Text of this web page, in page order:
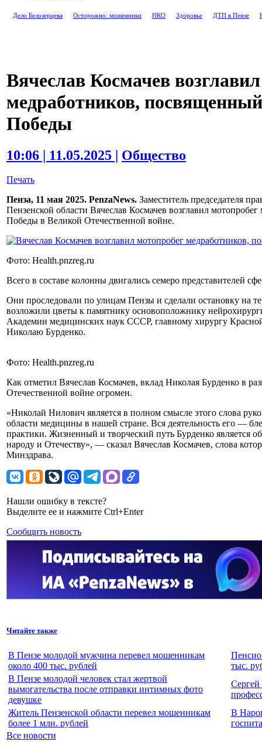
Дело Белозерцева Осторожно: мошенники НКО Здоровье ДТП в Пензе
Вячеслав Космачев
медработников,
Победы
10:06 | 11.05.2025 | Общество
Печать
Пенза, 11 мая 2025. PenzaNews. Заместитель председателя
Пензенской области Вячеслав Космачев возглавил
Победы в Великой Отечественной войне.
Фото: Health.pnzreg.ru
Всего в составе колонны двигались семеро представителей
Они проследовали по улицам Пензы и сделали остановку на
возложили цветы к памятнику основоположнику
Академии медицинских наук СССР, главному хирургу
Николаю Бурденко.
Фото: Health.pnzreg.ru
Как отметил Вячеслав Космачев, вклад Николая Бурденко в
Отечественной войне огромен.
«Николай Нилович является в полном смысле этого слова
области медицины в нашей стране. Вся деятельность его —
практики. Жизненный и творческий путь Бурденко является
народу и Отечеству», — сказал Вячеслав Космачев, слова
Минздрава.
Нашли ошибку в тексте?
Выделите ее и нажмите Ctrl+Enter
Сообщить новость
Читайте также
В Пензе молодой мужчина перевел мошенникам
около 400 тыс. рублей
тыс.
В Пензе молодой человек стал жертвой
вымогательства после отправки интимных фото
девушке
Сергей
Житель Пензенской области перевел мошенникам
более 1 млн. рублей
В
Все новости